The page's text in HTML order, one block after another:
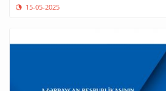
15-05-2025